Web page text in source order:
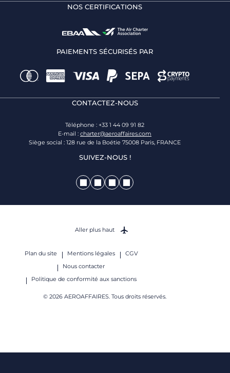
NOS CERTIFICATIONS
PAIEMENTS SÉCURISÉS PAR
CONTACTEZ-NOUS
Téléphone : +33 1 44 09 91 82
E-mail : charter@aeroaffaires.com
Siège social : 128 rue de la Boétie 75008 Paris, FRANCE
SUIVEZ-NOUS !
Plan du site Mentions légales
CGV
Nous contacter
Politique de conformité aux sanctions
© 2026 AEROAFFAIRES. Tous droits réservés.
Aller plus haut